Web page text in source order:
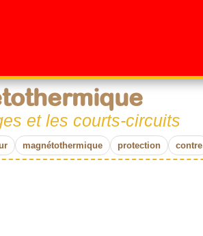
et les courts-circuits
magnétothermique protection contre